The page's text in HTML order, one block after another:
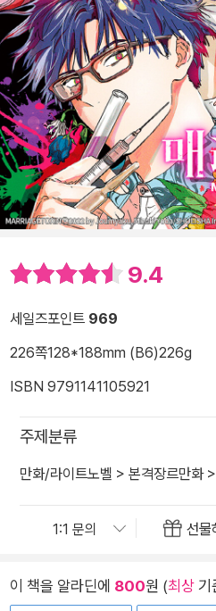
9.4
세일즈포인트 969
226쪽128*188mm (B6)226g
ISBN 9791141105921
주제분류
만화/라이트노벨 > 본격장르만화>
선물
이 책을 알라딘에 800원 (최상 기